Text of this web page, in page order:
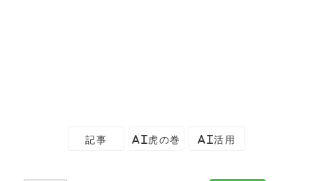
記事 AI虎の巻 AI活用